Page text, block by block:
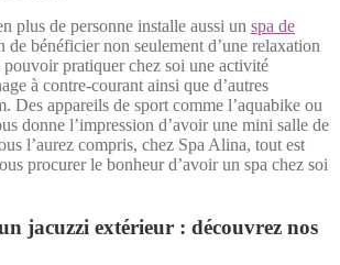
plus de personne installe aussi un spa de
de bénéficier non seulement d’une relaxation
pouvoir pratiquer chez soi une activité
à contre-courant ainsi que d’autres
Des appareils de sport comme l’aquabike ou
donne l’impression d’avoir une mini salle de
l’aurez compris, chez Spa Alina, tout est
procurer le bonheur d’avoir un spa chez soi
jacuzzi extérieur : découvrez nos